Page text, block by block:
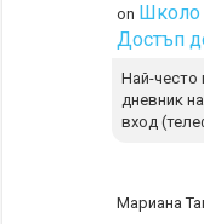
on Школо
Достъп
Най-често
дневник
вход
Мариана